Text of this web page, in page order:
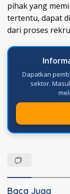
pihak yang
tertentu, dapat
dari proses
Dapatkan
sektor.
Baca Juga